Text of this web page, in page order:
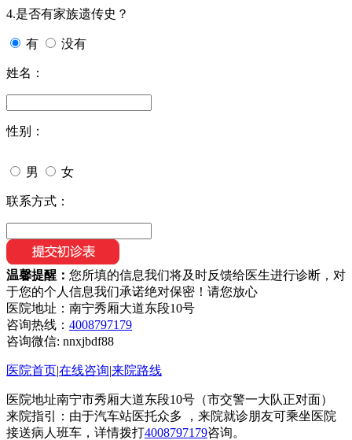
4.是否有家族遗传史？
有 没有
姓名：
性别：
男 女
联系方式：
温馨提醒： 您所填的信息我们将及时反馈给医生进行诊断，对
于您的个人信息我们承诺绝对保密！请您放心
医院地址：南宁秀厢大道东段10号
咨询热线： 4008797179
咨询微信: nnxjbdf88
医院首页|在线咨询|来院路线
医院地址南宁市秀厢大道东段10号（市交警一大队正对面）
来院指引：由于汽车站医托众多 ，来院就诊朋友可乘坐医院
接送病人班车，详情拨打4008797179咨询。